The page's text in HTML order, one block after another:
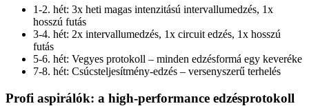
1-2. hét: 3x heti magas intenzitású intervallumedzés, 1x
hosszú futás
3-4. hét: 2x intervallumedzés, 1x circuit edzés, 1x hosszú
futás
5-6. hét: Vegyes protokoll – minden edzésformá egy keveréke
7-8. hét: Csúcsteljesítmény-edzés – versenyszerű terhelés
Profi aspirálók: a high-performance edzésprotokoll